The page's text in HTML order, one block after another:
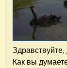
Как вы